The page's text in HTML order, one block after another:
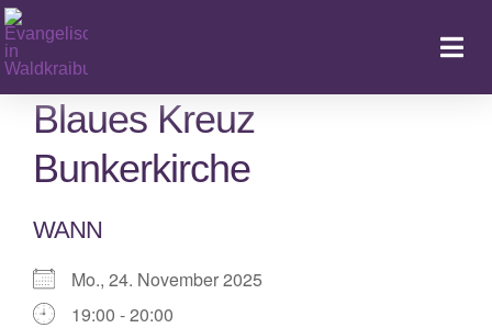
Zum
Inhalt
springen
Blaues Kreuz
Bunkerkirche
WANN
Mo., 24. November 2025
19:00 - 20:00